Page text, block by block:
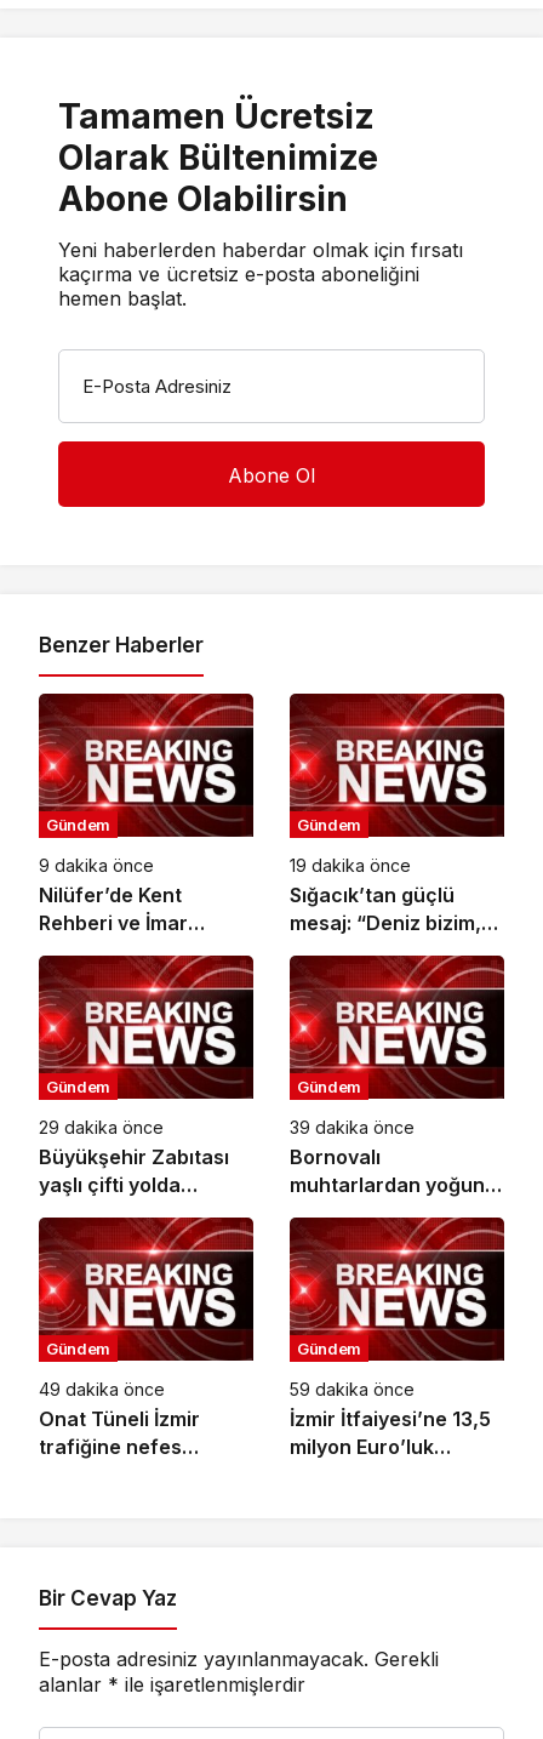
Tamamen Ücretsiz
Olarak Bültenimize
Abone Olabilirsin
Yeni haberlerden haberdar olmak için fırsatı
kaçırma ve ücretsiz e-posta aboneliğini
hemen başlat.
E-Posta Adresiniz
Benzer Haberler
Gündem
9 dakika önce
Nilüfer’de Kent
Rehberi ve İmar
Durumu Sorgulama
yenilendi
Gündem
19 dakika önce
Sığacık’tan güçlü
mesaj: “Deniz bizim,
Sığacık hepimizin”
Gündem
29 dakika önce
Büyükşehir Zabıtası
yaşlı çifti yolda
bırakmadı
Gündem
39 dakika önce
Bornovalı
muhtarlardan yoğun
mesaiye ‘Makarna’
molası
Gündem
49 dakika önce
Onat Tüneli İzmir
trafiğine nefes
Gündem
59 dakika önce
İzmir İtfaiyesi’ne 13,5
milyon Euro’luk
Bir Cevap Yaz
E-posta adresiniz yayınlanmayacak. Gerekli
alanlar * ile işaretlenmişlerdir